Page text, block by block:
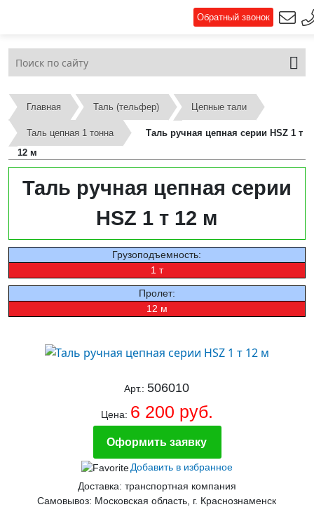
Обратный звонок
Главная Таль (тельфер) Цепные тали
Таль цепная 1 тонна
Таль ручная цепная серии HSZ 1 т
12 м
Таль ручная цепная серии
HSZ 1 т 12 м
Грузоподъемность:
1 т
Пролет:
12 м
Арт.:506010
Цена: 6 200 руб.
Оформить заявку
Добавить в избранное
Доставка: транспортная компания
Самовывоз: Московская область, г. Краснознаменск